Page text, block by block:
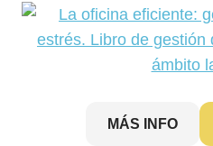
MÁS INFO